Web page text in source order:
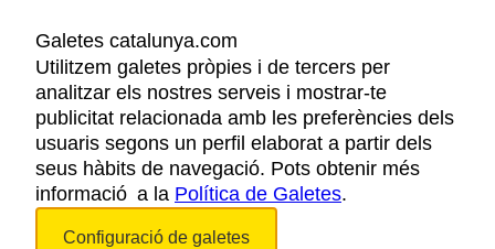
AVÍS LEGAL
POLÍTICA DE PRIVACITAT
COOKIES
ACCESSIBILITAT
Galetes catalunya.com
Utilitzem galetes pròpies i de tercers per
analitzar els nostres serveis i mostrar-te
publicitat relacionada amb les preferències dels
usuaris segons un perfil elaborat a partir dels
seus hàbits de navegació. Pots obtenir més
informació a la Política de Galetes.
Configuració de galetes